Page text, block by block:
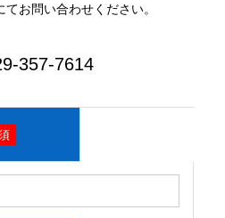
お問い合わせください。
357-7614